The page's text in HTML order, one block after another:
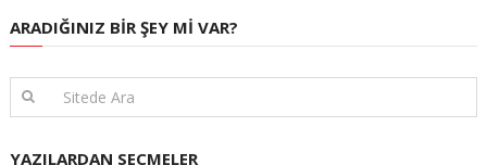
ARADIĞINIZ BIR ŞEY MI VAR?
YAZILARDAN SEÇMELER